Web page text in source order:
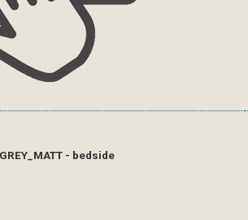
- bedside